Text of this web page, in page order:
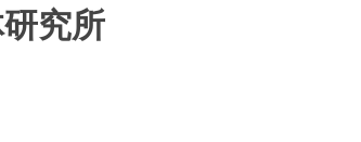
究所